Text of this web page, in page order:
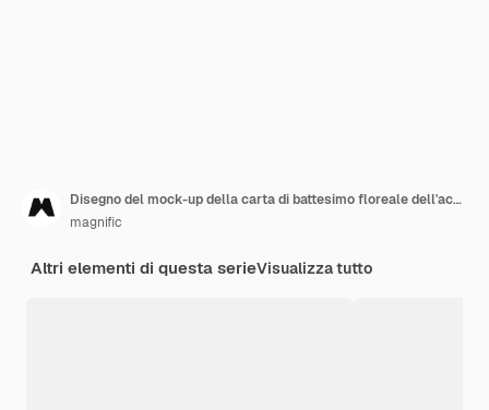
Disegno del mock-up della carta di battesimo floreale dell'acquerello
magnific
Altri elementi di questa serieVisualizza tutto